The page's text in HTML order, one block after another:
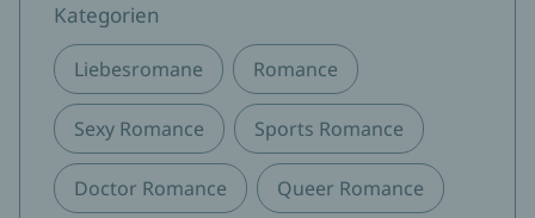
Kategorien
Liebesromane Romance
Sexy Romance Sports Romance
Doctor Romance Queer Romance